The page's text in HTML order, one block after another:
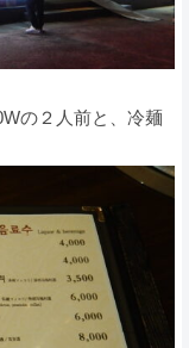
の２人前と、冷麺